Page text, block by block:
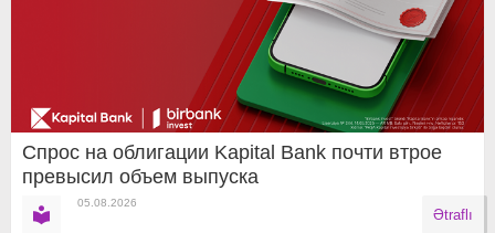
Спрос на облигации Kapital Bank почти втрое
превысил объем выпуска
05.08.2026
Ətraflı